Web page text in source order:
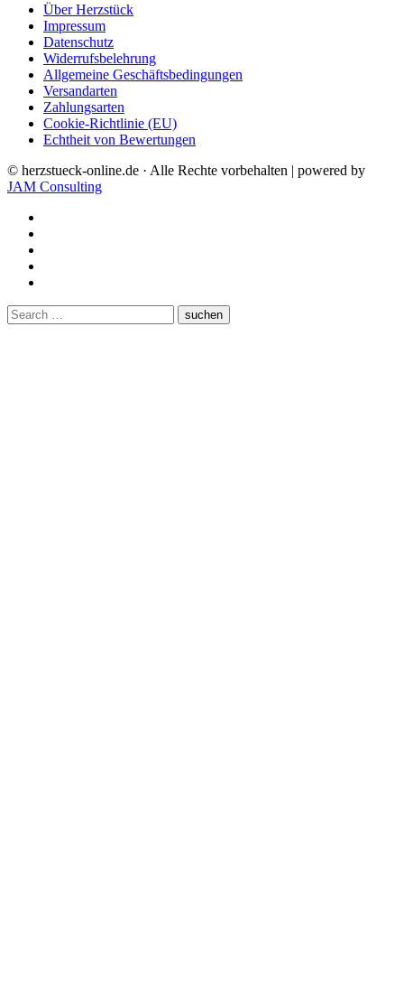
Über Herzstück
Impressum
Datenschutz
Widerrufsbelehrung
Allgemeine Geschäftsbedingungen
Versandarten
Zahlungsarten
Cookie-Richtlinie (EU)
Echtheit von Bewertungen
© herzstueck-online.de · Alle Rechte vorbehalten | powered by
JAM Consulting